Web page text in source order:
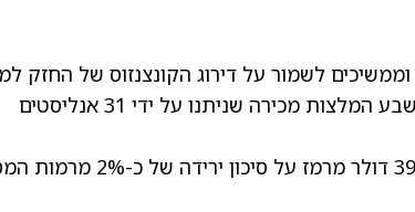
וממשיכים לשמור על דירוג הקונצנזוס של החזק
זאת, בהתבסס על 13 המלצות קנייה, 11 המלצות החזק, ושבע המלצות מכירה שניתנו על ידי 31 אנליסטים
בגובה 399.25 דולר מרמז על סיכון ירידה של